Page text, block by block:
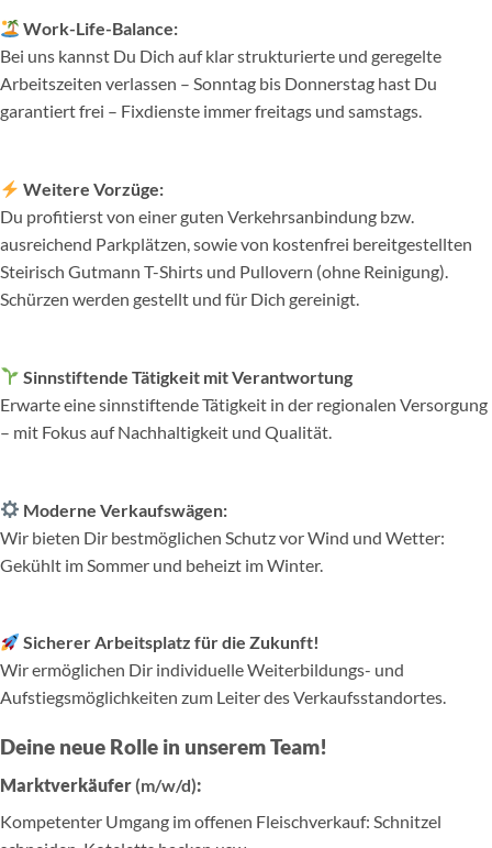
Work-Life-Balance:
Bei uns kannst Du Dich auf klar strukturierte und geregelte
Arbeitszeiten verlassen – Sonntag bis Donnerstag hast Du
garantiert frei – Fixdienste immer freitags und samstags.
Weitere Vorzüge:
Du profitierst von einer guten Verkehrsanbindung bzw.
ausreichend Parkplätzen, sowie von kostenfrei bereitgestellten
Steirisch Gutmann T-Shirts und Pullovern (ohne Reinigung).
Schürzen werden gestellt und für Dich gereinigt.
Sinnstiftende Tätigkeit mit Verantwortung
Erwarte eine sinnstiftende Tätigkeit in der regionalen Versorgung
– mit Fokus auf Nachhaltigkeit und Qualität.
Moderne Verkaufswägen:
Wir bieten Dir bestmöglichen Schutz vor Wind und Wetter:
Gekühlt im Sommer und beheizt im Winter.
Sicherer Arbeitsplatz für die Zukunft!
Wir ermöglichen Dir individuelle Weiterbildungs- und
Aufstiegsmöglichkeiten zum Leiter des Verkaufsstandortes.
Deine neue Rolle in unserem Team!
Marktverkäufer (m/w/d):
Kompetenter Umgang im offenen Fleischverkauf: Schnitzel